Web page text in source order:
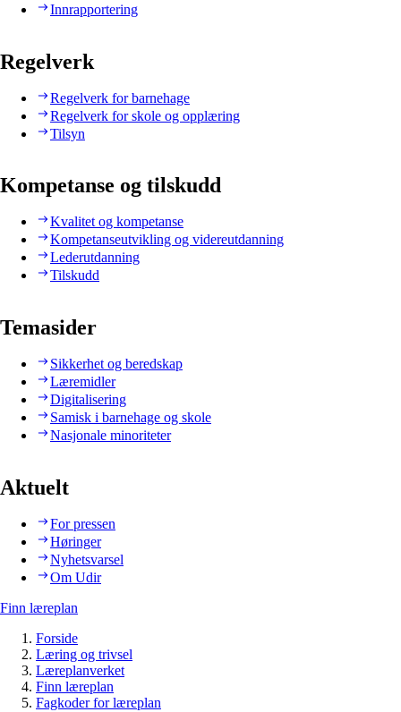
Innrapportering
Regelverk
Regelverk for barnehage
Regelverk for skole og opplæring
Tilsyn
Kompetanse og tilskudd
Kvalitet og kompetanse
Kompetanseutvikling og videreutdanning
Lederutdanning
Tilskudd
Temasider
Sikkerhet og beredskap
Læremidler
Digitalisering
Samisk i barnehage og skole
Nasjonale minoriteter
Aktuelt
For pressen
Høringer
Nyhetsvarsel
Om Udir
Finn læreplan
Forside
Læring og trivsel
Læreplanverket
Finn læreplan
Fagkoder for læreplan